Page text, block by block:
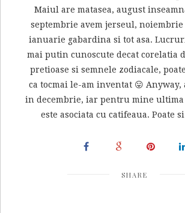
Maiul are matasea, august
septembrie avem jerseul,
ianuarie gabardina si tot asa.
mai putin cunoscute decat corelatia
pretioase si semnele zodiacale,
ca tocmai le-am inventat 😛 Anyway,
in decembrie, iar pentru mine
este asociata cu catifeaua. Poate
SHARE